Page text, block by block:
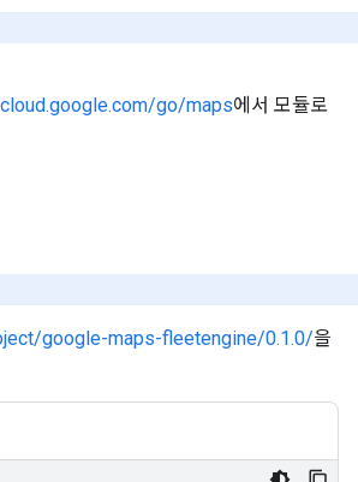
go/maps에서 모듈로
google-maps-fleetengine/0.1.0/을